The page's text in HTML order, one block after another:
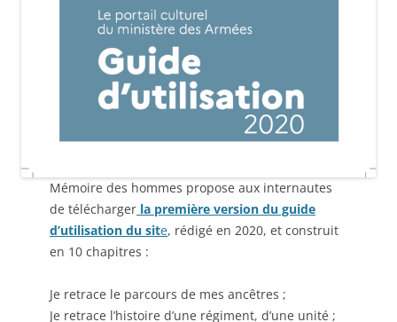
Mémoire des hommes propose aux internautes
de télécharger la première version du guide
d’utilisation du site, rédigé en 2020, et construit
en 10 chapitres :
Je retrace le parcours de mes ancêtres ;
Je retrace l’histoire d’une régiment, d’une unité ;